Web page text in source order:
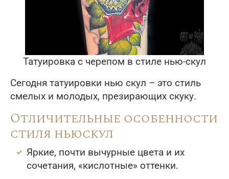
Татуировка с черепом в стиле нью-скул
Сегодня татуировки нью скул – это стиль
смелых и молодых, презирающих скуку.
Отличительные особенности
стиля ньюскул
Яркие, почти вычурные цвета и их
сочетания, «кислотные» оттенки.